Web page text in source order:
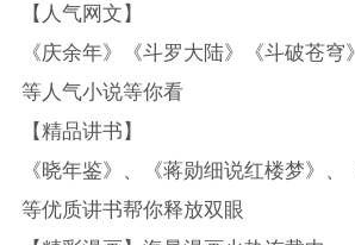
【人气网文】
《庆余年》《斗罗大陆》《斗破苍穹
等人气小说等你看
【精品讲书】
《晓年鉴》、《蒋勋细说红楼梦》、
等优质讲书帮你释放双眼